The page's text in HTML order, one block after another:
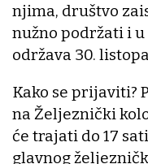
njima, društvo
nužno podržati i
održava 30.
Kako se prijaviti?
na Željeznički
će trajati do 17
glavnog